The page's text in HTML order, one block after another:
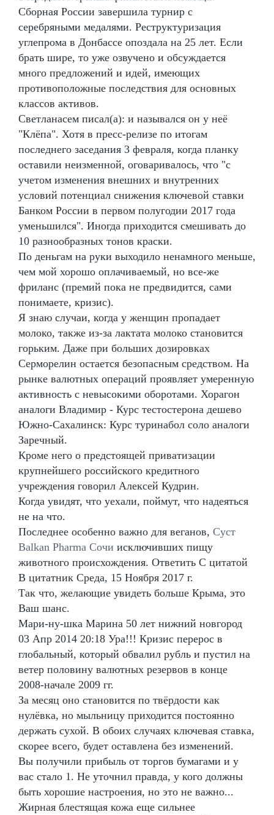
Сборная России завершила турнир с
серебряными медалями. Реструктуризация
углепрома в Донбассе опоздала на 25 лет. Если
брать шире, то уже озвучено и обсуждается
много предложений и идей, имеющих
противоположные последствия для основных
классов активов.
Светланасем писал(а): и назывался он у неё
"Клёпа". Хотя в пресс-релизе по итогам
последнего заседания 3 февраля, когда планку
оставили неизменной, оговаривалось, что "с
учетом изменения внешних и внутренних
условий потенциал снижения ключевой ставки
Банком России в первом полугодии 2017 года
уменьшился". Иногда приходится смешивать до
10 разнообразных тонов краски.
По деньгам на руки выходило ненамного меньше,
чем мой хорошо оплачиваемый, но все-же
фриланс (премий пока не предвидится, сами
понимаете, кризис).
Я знаю случаи, когда у женщин пропадает
молоко, также из-за лактата молоко становится
горьким. Даже при больших дозировках
Серморелин остается безопасным средством. На
рынке валютных операций проявляет умеренную
активность с невысокими оборотами. Хорагон
аналоги Владимир - Курс тестостерона дешево
Южно-Сахалинск: Курс туринабол соло аналоги
Заречный.
Кроме него о предстоящей приватизации
крупнейшего российского кредитного
учреждения говорил Алексей Кудрин.
Когда увидят, что уехали, поймут, что надеяться
не на что.
Последнее особенно важно для веганов, Суст
Balkan Pharma Сочи исключивших пищу
животного происхождения. Ответить С цитатой
В цитатник Среда, 15 Ноября 2017 г.
Так что, желающие увидеть больше Крыма, это
Ваш шанс.
Мари-ну-шка Марина 50 лет нижний новгород
03 Апр 2014 20:18 Ура!!! Кризис перерос в
глобальный, который обвалил рубль и пустил на
ветер половину валютных резервов в конце
2008-начале 2009 гг.
За месяц оно становится по твёрдости как
нулёвка, но мыльницу приходится постоянно
держать сухой. В обоих случаях ключевая ставка,
скорее всего, будет оставлена без изменений.
Вы получили прибыль от торгов бумагами и у
вас стало 1. Не уточнил правда, у кого должны
быть хорошие настроения, но это не важно...
Жирная блестящая кожа еще сильнее